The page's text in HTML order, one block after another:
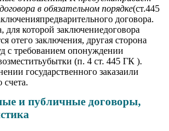
в обязательном порядке(ст.445
договора.
для которой заключениедоговора
отего заключения, другая сторона
с требованием опонуждении
(п. 4 ст. 445 ГК ).
государственного заказаили
счета.
и публичные договоры,